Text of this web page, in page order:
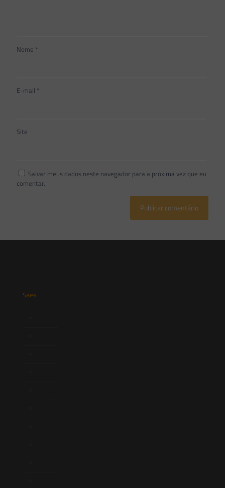
Nome *
E-mail *
Site
Salvar meus dados neste navegador para a próxima vez que eu
comentar.
Saes